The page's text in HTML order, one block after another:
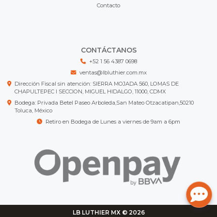
Contacto
CONTÁCTANOS
+52 1 56 4387 0698
ventas@lbluthier.com.mx
Dirección Fiscal sin atención: SIERRA MOJADA 560, LOMAS DE
CHAPULTEPEC I SECCION, MIGUEL HIDALGO, 11000, CDMX
Bodega: Privada Betel Paseo Arboleda,San Mateo Otzacatipan,50210
Toluca, México
Retiro en Bodega de Lunes a viernes de 9am a 6pm
LB LUTHIER MX © 2026